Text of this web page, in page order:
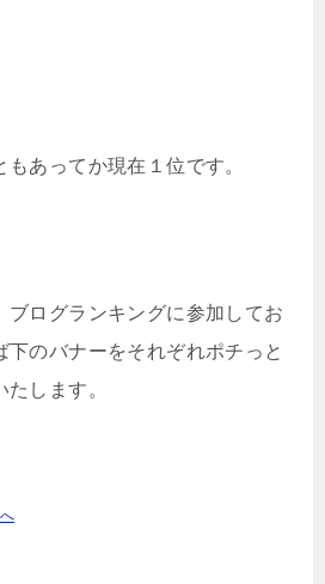
あってか現在１位です。
ブログランキングに参加してお
下のバナーをそれぞれポチっと
します。